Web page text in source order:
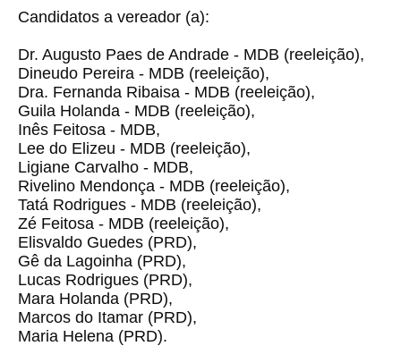
Candidatos a vereador (a):
Dr. Augusto Paes de Andrade - MDB (reeleição),
Dineudo Pereira - MDB (reeleição),
Dra. Fernanda Ribaisa - MDB (reeleição),
Guila Holanda - MDB (reeleição),
Inês Feitosa - MDB,
Lee do Elizeu - MDB (reeleição),
Ligiane Carvalho - MDB,
Rivelino Mendonça - MDB (reeleição),
Tatá Rodrigues - MDB (reeleição),
Zé Feitosa - MDB (reeleição),
Elisvaldo Guedes (PRD),
Gê da Lagoinha (PRD),
Lucas Rodrigues (PRD),
Mara Holanda (PRD),
Marcos do Itamar (PRD),
Maria Helena (PRD).